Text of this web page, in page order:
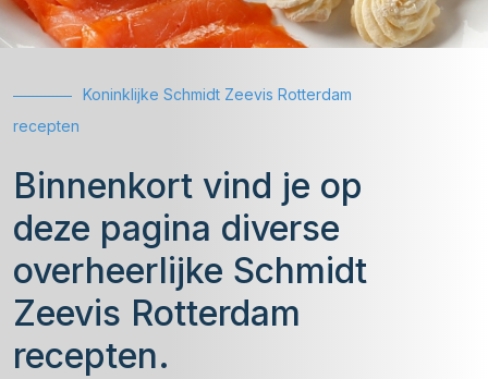
Koninklijke Schmidt Zeevis Rotterdam
recepten
Binnenkort vind je op
deze pagina diverse
overheerlijke Schmidt
Zeevis Rotterdam
recepten.